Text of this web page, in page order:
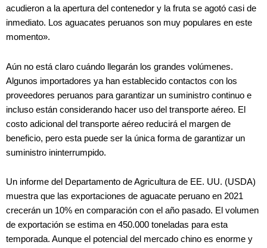
acudieron a la apertura del contenedor y la fruta se agotó casi de
inmediato. Los aguacates peruanos son muy populares en este
momento».
Aún no está claro cuándo llegarán los grandes volúmenes.
Algunos importadores ya han establecido contactos con los
proveedores peruanos para garantizar un suministro continuo e
incluso están considerando hacer uso del transporte aéreo. El
costo adicional del transporte aéreo reducirá el margen de
beneficio, pero esta puede ser la única forma de garantizar un
suministro ininterrumpido.
Un informe del Departamento de Agricultura de EE. UU. (USDA)
muestra que las exportaciones de aguacate peruano en 2021
crecerán un 10% en comparación con el año pasado. El volumen
de exportación se estima en 450.000 toneladas para esta
temporada. Aunque el potencial del mercado chino es enorme y